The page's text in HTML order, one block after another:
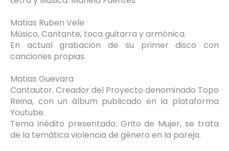
Matias Ruben Vele
Músico, Cantante, toca guitarra y armónica.
En actual grabación de su primer disco con
canciones propias.
Matias Guevara
Cantautor. Creador del Proyecto denominado Topo
Reina, con un álbum publicado en la plataforma
Youtube.
Tema inédito presentado: Grito de Mujer, se trata
de la temática violencia de género en la pareja.